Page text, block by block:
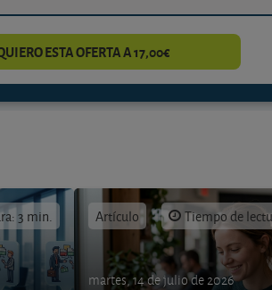
ESTA OFERTA A 17,00€
3 min. Artículo Tiempo de
martes, 14 de julio de 2026